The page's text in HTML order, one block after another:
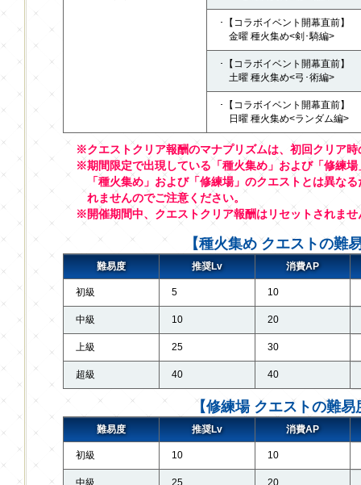
･【コラボイベント開幕直前】
金曜 種火集め<剣･騎編>
･【コラボイベント開幕直前】
土曜 種火集め<弓･術編>
･【コラボイベント開幕直前】
日曜 種火集め<ランダム編>
※クエストクリア報酬のマナプリズムは、初回クリア
※期間限定で出現している「種火集め」および「修練
「種火集め」および「修練場」のクエストとは異な
れませんのでご注意ください。
※開催期間中、クエストクリア報酬はリセットされませ
【種火集め クエストの難
難易度 推奨Lv 消費AP
初級 5 10
中級 10 20
上級 25 30
超級 40 40
【修練場 クエストの難易
難易度 推奨Lv 消費AP
初級 10 10